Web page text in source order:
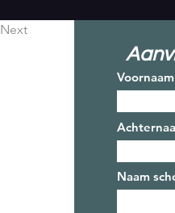
Next
Voornaam
Naam